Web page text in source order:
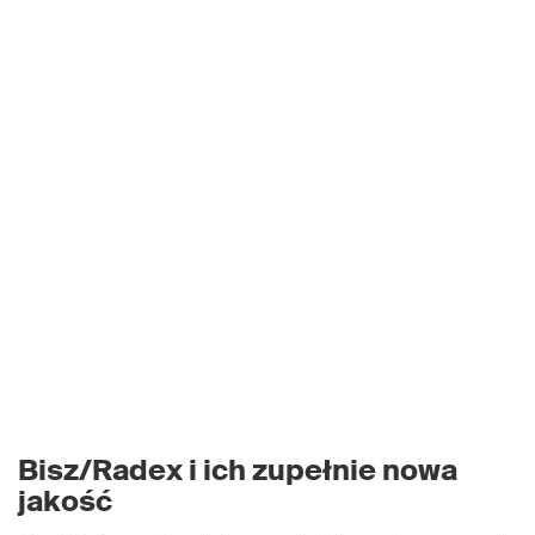
Bisz/Radex i ich zupełnie nowa
jakość